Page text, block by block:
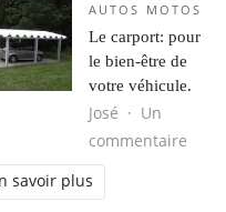
d’aventure au Brésil :
AUTOS MOTOS
Le carport: pour
le bien-être de
votre véhicule.
José
Un
commentaire
savoir plus